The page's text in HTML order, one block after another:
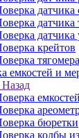
датчика
датчика
датчика
крейтов
тягомера
емкостей и
Назад
бюретки
колбы